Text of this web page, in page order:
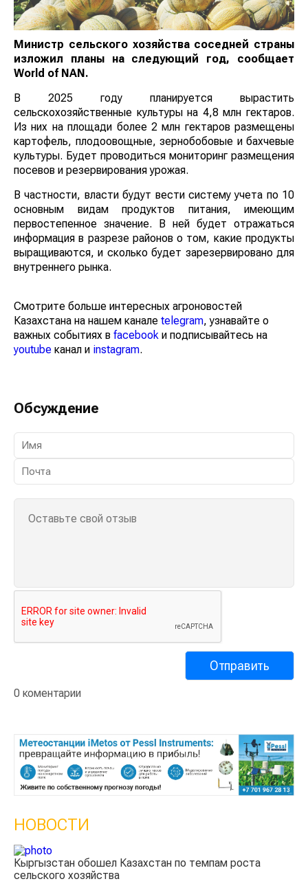
Министр сельского хозяйства соседней страны
изложил планы на следующий год, сообщает
World of NAN.
В 2025 году планируется вырастить
сельскохозяйственные культуры на 4,8 млн гектаров.
Из них на площади более 2 млн гектаров размещены
картофель, плодоовощные, зернобобовые и бахчевые
культуры. Будет проводиться мониторинг размещения
посевов и резервирования урожая.
В частности, власти будут вести систему учета по 10
основным видам продуктов питания, имеющим
первостепенное значение. В ней будет отражаться
информация в разрезе районов о том, какие продукты
выращиваются, и сколько будет зарезервировано для
внутреннего рынка.
Смотрите больше интересных агроновостей
Казахстана на нашем канале telegram, узнавайте о
важных событиях в facebook и подписывайтесь на
youtube канал и instagram.
Обсуждение
0 коментарии
НОВОСТИ
Кыргызстан обошел Казахстан по темпам роста
сельского хозяйства